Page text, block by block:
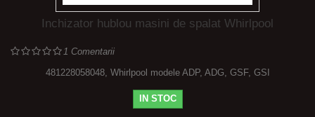
Inchizator hublou masini de spalat Whirlpool
1 Comentarii
481228058048, Whirlpool modele ADP, ADG, GSF, GSI
IN STOC